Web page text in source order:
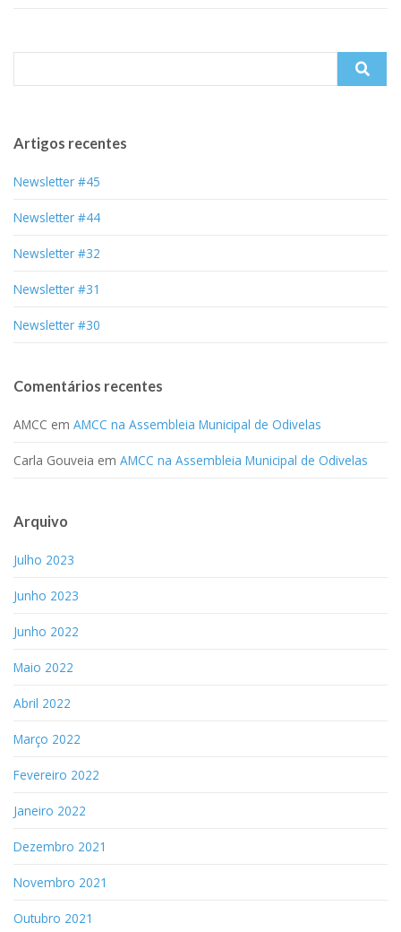
Artigos recentes
Newsletter #45
Newsletter #44
Newsletter #32
Newsletter #31
Newsletter #30
Comentários recentes
AMCC em AMCC na Assembleia Municipal de Odivelas
Carla Gouveia em AMCC na Assembleia Municipal de Odivelas
Arquivo
Julho 2023
Junho 2023
Junho 2022
Maio 2022
Abril 2022
Março 2022
Fevereiro 2022
Janeiro 2022
Dezembro 2021
Novembro 2021
Outubro 2021